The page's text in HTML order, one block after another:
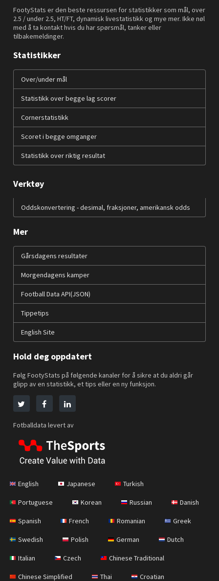
FootyStats er den beste ressursen for statistikker som mål, over
2.5 / under 2.5, HT/FT, dynamisk livestatistikk og mye mer. Ikke nøl
med å ta kontakt hvis du har spørsmål, tanker eller
tilbakemeldinger.
Statistikker
Over/under mål
Statistikk over begge lag scorer
Cornerstatistikk
Scoret i begge omganger
Statistikk over riktig resultat
Verktøy
Oddskonvertering - desimal, fraksjoner, amerikansk odds
Mer
Gårsdagens resultater
Morgendagens kamper
Football Data API(JSON)
Tippetips
English Site
Hold deg oppdatert
Følg FootyStats på følgende kanaler for å sikre at du aldri går
glipp av en statistikk, et tips eller en ny funksjon.
Fotballdata levert av
English Japanese Turkish
Portuguese Korean Russian Danish
Spanish French Romanian Greek
Swedish Polish German Dutch
Italian Czech Chinese Traditional
Chinese Simplified Thai Croatian